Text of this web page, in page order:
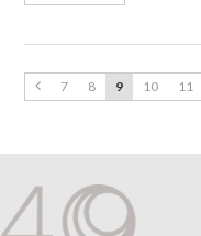
7 8 9 10 11